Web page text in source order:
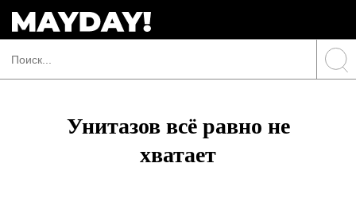
Унитазов всё равно не
хватает